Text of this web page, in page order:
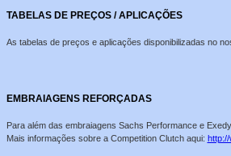
TABELAS DE PREÇOS / APLICAÇÕES
As tabelas de preços e aplicações disponibilizadas no
EMBRAIAGENS REFORÇADAS
Para além das embraiagens Sachs Performance e
Mais informações sobre a Competition Clutch aqui: